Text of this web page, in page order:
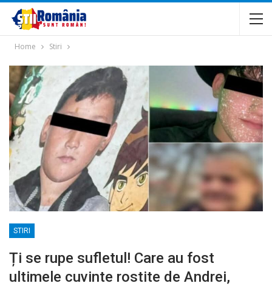
Home Stiri
STIRI
Ți se rupe sufletul! Care au fost
ultimele cuvinte rostite de Andrei,